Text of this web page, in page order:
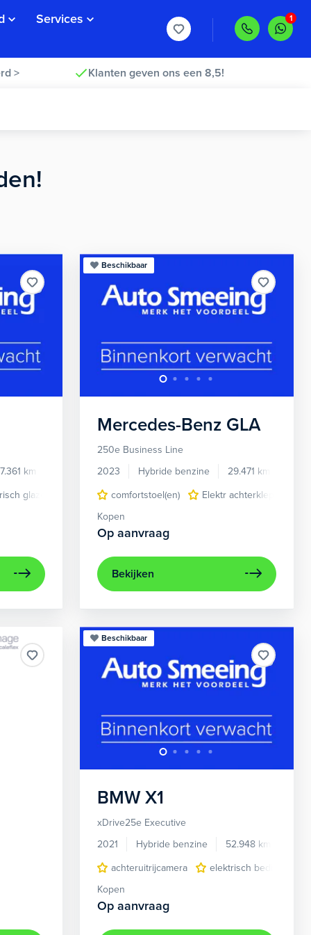
Services
> Klanten geven ons een 8,5!
bedienbare achterklep
elektrisch glazen panorama-dak
km
glazen panorama-dak lichtmetalen velgen 18"
Beschikbaar
Mercedes-Benz GLA
250e Business Line
2023
Hybride benzine 29.471 km
comfortstoel(en)
Elektr achterklep
Kopen
Op aanvraag
Bekijken
Beschikbaar
BMW X1
xDrive25e Executive
2021
Hybride benzine 52.948 km
achteruitrijcamera
elektrisch bedienbare
Kopen
Op aanvraag